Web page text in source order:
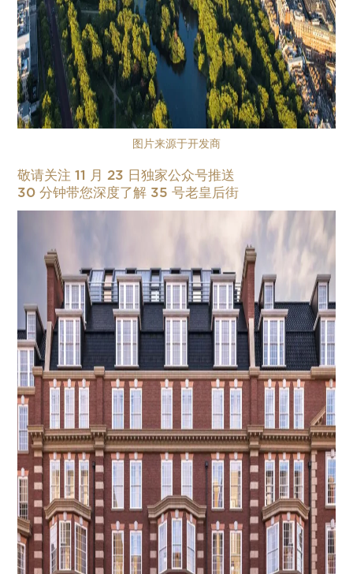
图片来源于开发商
敬请关注11 月 23 日独家公众号推送
30 分钟带您深度了解 35 号老皇后街